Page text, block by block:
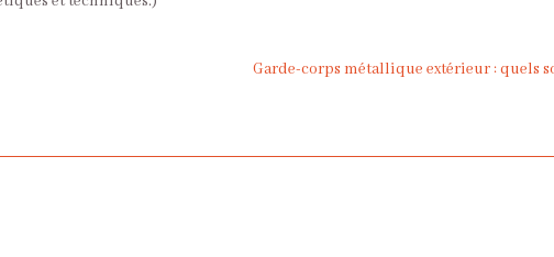
Garde-corps métallique extérieur : quels